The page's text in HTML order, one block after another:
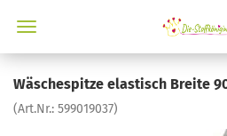
Wäschespitze elastisch Breite
(Art.Nr.: 599019037)